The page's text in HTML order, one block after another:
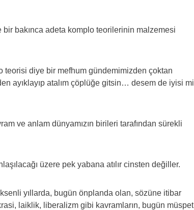
bakınca adeta komplo teorilerinin malzemesi
teorisi diye bir mefhum gündemimizden çoktan
ayıklayıp atalım çöplüğe gitsin… desem de iyisi mi
ve anlam dünyamızın birileri tarafından sürekli
üzere pek yabana atılır cinsten değiller.
yıllarda, bugün önplanda olan, sözüne itibar
laiklik, liberalizm gibi kavramların, bugün müspet